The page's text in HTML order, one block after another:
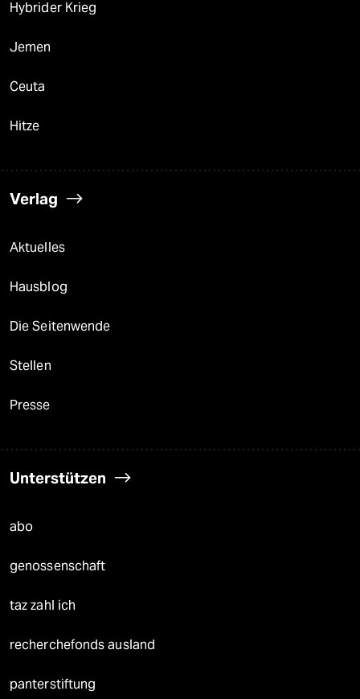
Hybrider Krieg
Jemen
Ceuta
Hitze
Verlag
Aktuelles
Hausblog
Die Seitenwende
Stellen
Presse
Unterstützen
abo
genossenschaft
taz zahl ich
recherchefonds ausland
panterstiftung